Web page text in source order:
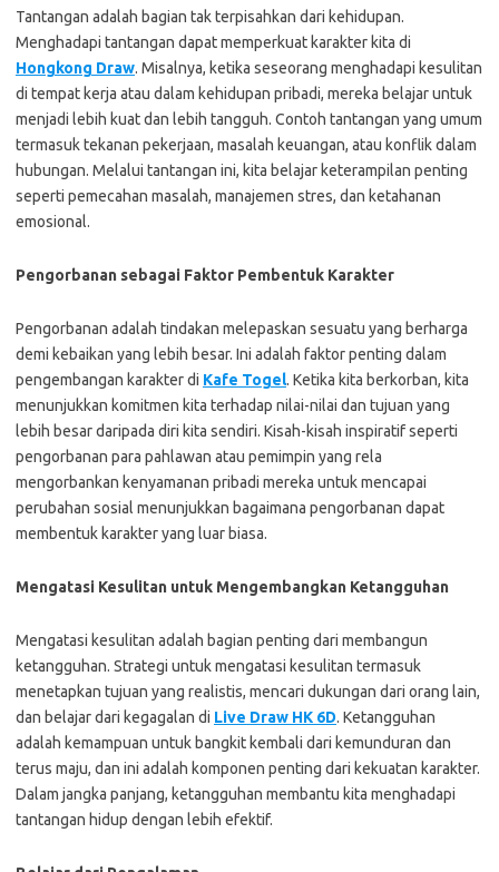
Tantangan adalah bagian tak terpisahkan dari kehidupan.
Menghadapi tantangan dapat memperkuat karakter kita di
Hongkong Draw. Misalnya, ketika seseorang menghadapi kesulitan
di tempat kerja atau dalam kehidupan pribadi, mereka belajar untuk
menjadi lebih kuat dan lebih tangguh. Contoh tantangan yang umum
termasuk tekanan pekerjaan, masalah keuangan, atau konflik dalam
hubungan. Melalui tantangan ini, kita belajar keterampilan penting
seperti pemecahan masalah, manajemen stres, dan ketahanan
emosional.
Pengorbanan sebagai Faktor Pembentuk Karakter
Pengorbanan adalah tindakan melepaskan sesuatu yang berharga
demi kebaikan yang lebih besar. Ini adalah faktor penting dalam
pengembangan karakter di Kafe Togel. Ketika kita berkorban, kita
menunjukkan komitmen kita terhadap nilai-nilai dan tujuan yang
lebih besar daripada diri kita sendiri. Kisah-kisah inspiratif seperti
pengorbanan para pahlawan atau pemimpin yang rela
mengorbankan kenyamanan pribadi mereka untuk mencapai
perubahan sosial menunjukkan bagaimana pengorbanan dapat
membentuk karakter yang luar biasa.
Mengatasi Kesulitan untuk Mengembangkan Ketangguhan
Mengatasi kesulitan adalah bagian penting dari membangun
ketangguhan. Strategi untuk mengatasi kesulitan termasuk
menetapkan tujuan yang realistis, mencari dukungan dari orang lain,
dan belajar dari kegagalan di Live Draw HK 6D. Ketangguhan
adalah kemampuan untuk bangkit kembali dari kemunduran dan
terus maju, dan ini adalah komponen penting dari kekuatan karakter.
Dalam jangka panjang, ketangguhan membantu kita menghadapi
tantangan hidup dengan lebih efektif.